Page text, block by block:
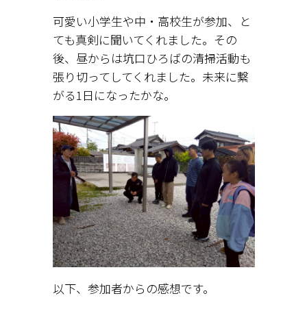
可愛い小学生や中・高校生が参加、と
ても真剣に聞いてくれました。その
後、昼からは坑口ひろばの清掃活動も
張り切ってしてくれました。未来に繋
がる1日になったかな。
以下、参加者からの感想です。